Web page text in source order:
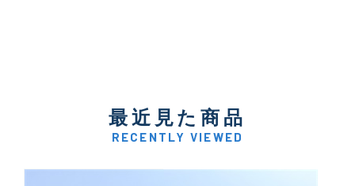
最近見た商品
RECENTLY VIEWED